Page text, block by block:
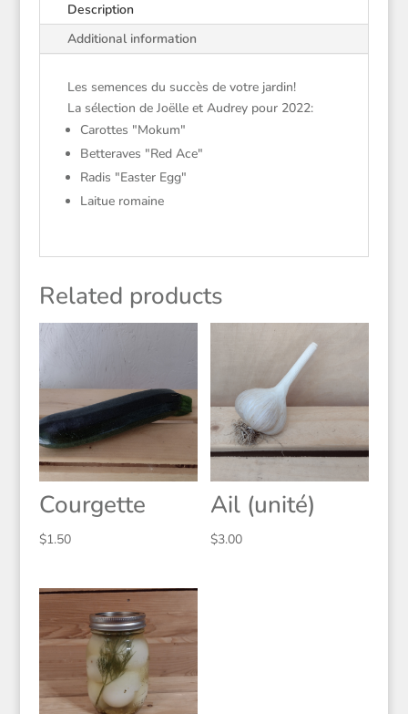
Description
Additional information
Les semences du succès de votre jardin!
La sélection de Joëlle et Audrey pour 2022:
Carottes "Mokum"
Betteraves "Red Ace"
Radis "Easter Egg"
Laitue romaine
Related products
Courgette
$1.50
Ail (unité)
$3.00